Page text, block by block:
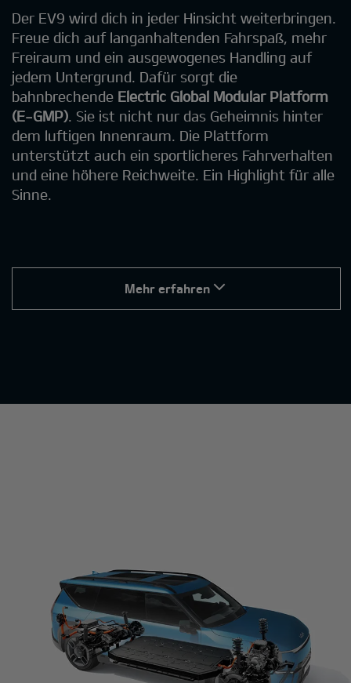
Der EV9 wird dich in jeder Hinsicht weiterbringen.
Freue dich auf langanhaltenden Fahrspaß, mehr
Freiraum und ein ausgewogenes Handling auf
jedem Untergrund. Dafür sorgt die
bahnbrechende Electric Global Modular Platform
(E-GMP). Sie ist nicht nur das Geheimnis hinter
dem luftigen Innenraum. Die Plattform
unterstützt auch ein sportlicheres Fahrverhalten
und eine höhere Reichweite. Ein Highlight für alle
Sinne.
Mehr erfahren